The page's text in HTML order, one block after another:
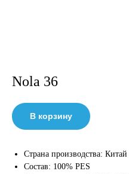
Nola 36
В корзину
Страна производства: Китай
Состав: 100% PES